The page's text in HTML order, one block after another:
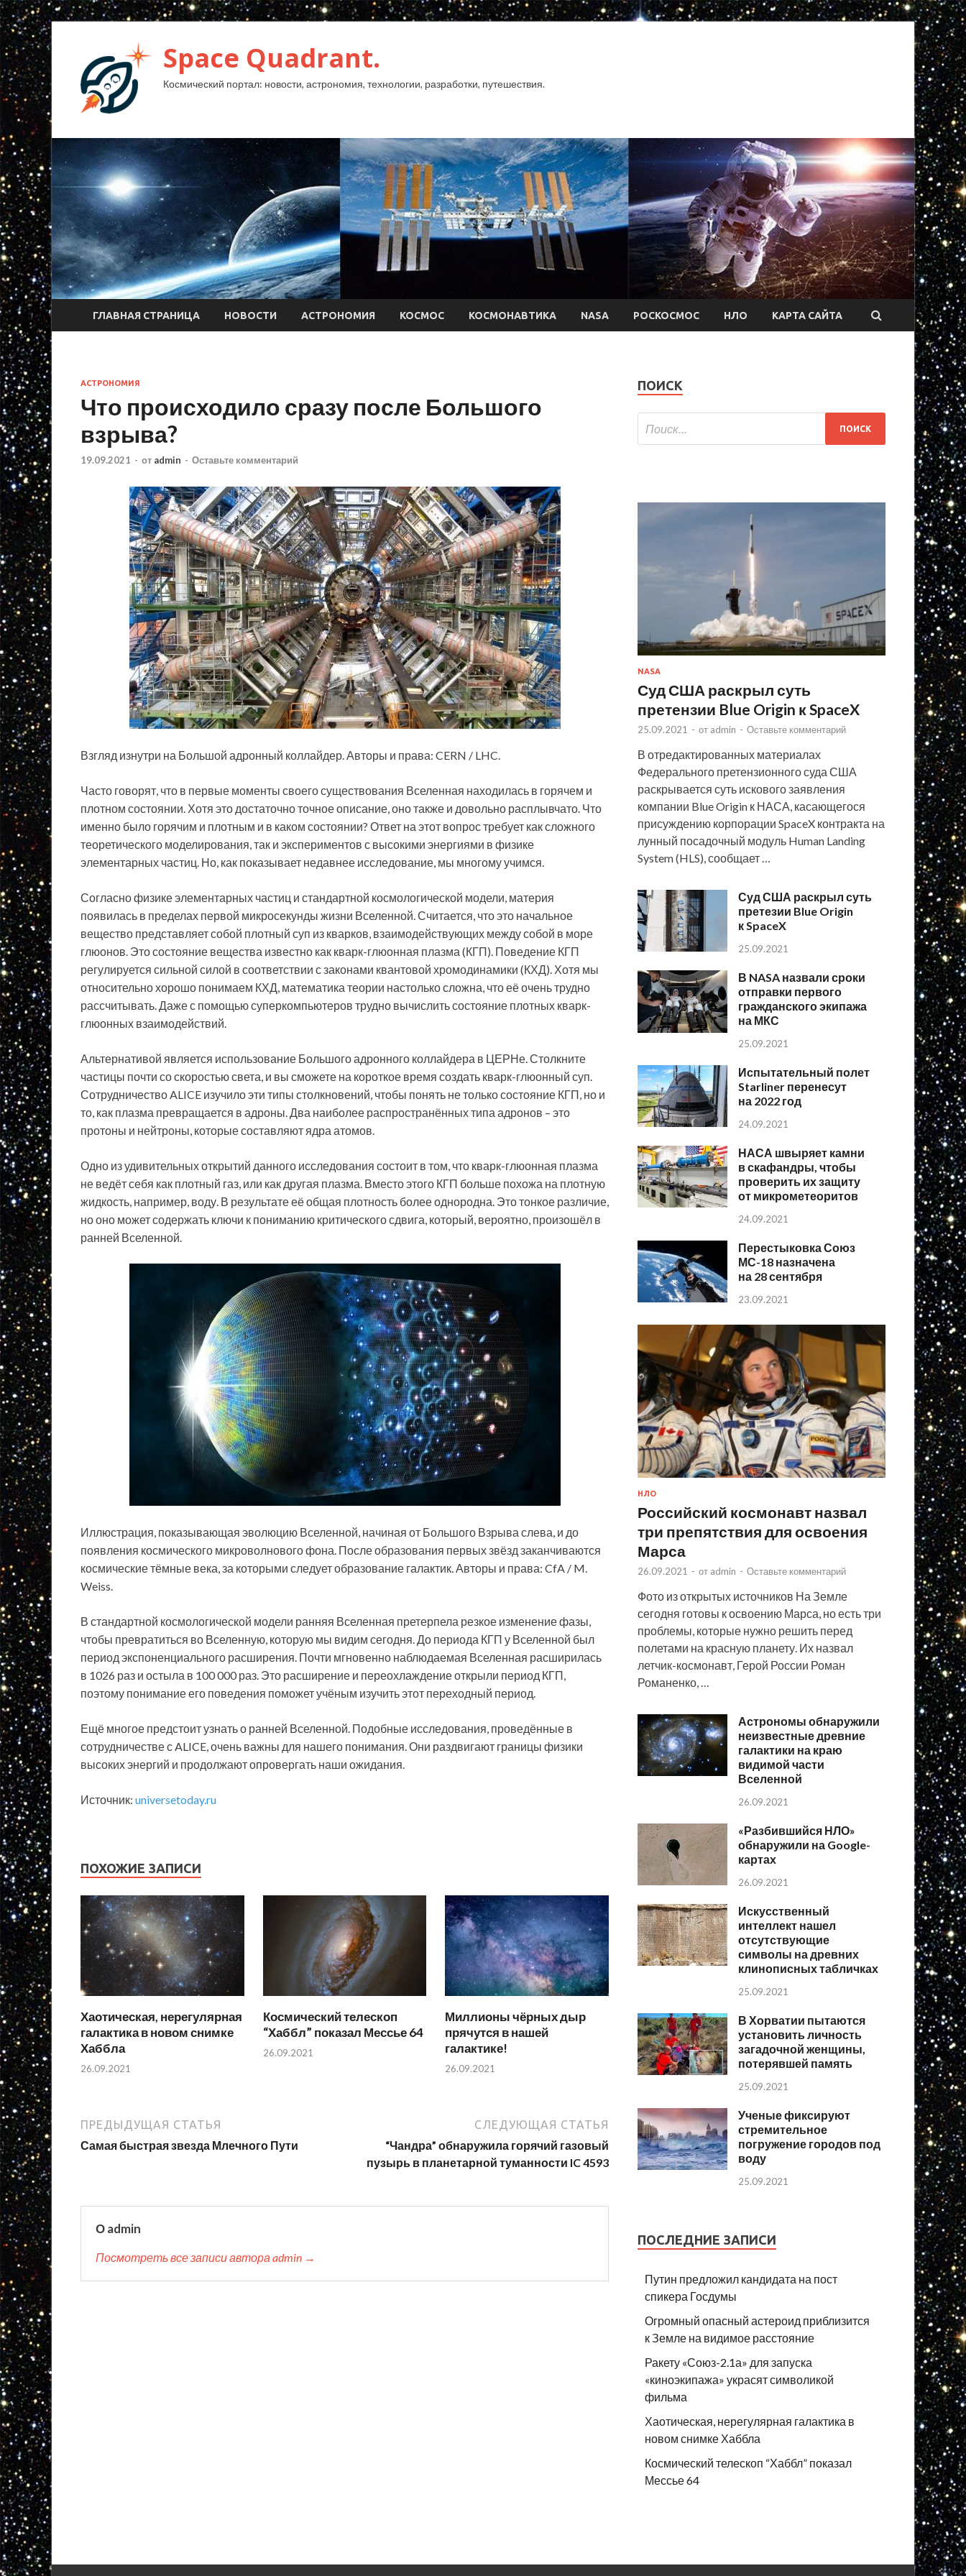
Space Quadrant.
Космический портал: новости, астрономия, технологии, разработки, путешествия.
ГЛАВНАЯ СТРАНИЦА НОВОСТИ АСТРОНОМИЯ КОСМОС КОСМОНАВТИКА NASA РОСКОСМОС НЛО КАРТА САЙТА
АСТРОНОМИЯ
Что происходило сразу после Большого
взрыва?
19.09.2021 - от admin - Оставьте комментарий
Взгляд изнутри на Большой адронный коллайдер. Авторы и права: CERN / LHC.
Часто говорят, что в первые моменты своего существования Вселенная находилась в горячем и
плотном состоянии. Хотя это достаточно точное описание, оно также и довольно расплывчато. Что
именно было горячим и плотным и в каком состоянии? Ответ на этот вопрос требует как сложного
теоретического моделирования, так и экспериментов с высокими энергиями в физике
элементарных частиц. Но, как показывает недавнее исследование, мы многому учимся.
Согласно физике элементарных частиц и стандартной космологической модели, материя
появилась в пределах первой микросекунды жизни Вселенной. Считается, что это начальное
вещество представляет собой плотный суп из кварков, взаимодействующих между собой в море
глюонов. Это состояние вещества известно как кварк-глюонная плазма (КГП). Поведение КГП
регулируется сильной силой в соответствии с законами квантовой хромодинамики (КХД). Хотя мы
относительно хорошо понимаем КХД, математика теории настолько сложна, что её очень трудно
рассчитывать. Даже с помощью суперкомпьютеров трудно вычислить состояние плотных кварк-
глюонных взаимодействий.
Альтернативой является использование Большого адронного коллайдера в ЦЕРНе. Столкните
частицы почти со скоростью света, и вы сможете на короткое время создать кварк-глюонный суп.
Сотрудничество ALICE изучило эти типы столкновений, чтобы понять не только состояние КГП, но и
то, как плазма превращается в адроны. Два наиболее распространённых типа адронов – это
протоны и нейтроны, которые составляют ядра атомов.
Одно из удивительных открытий данного исследования состоит в том, что кварк-глюонная плазма
не ведёт себя как плотный газ, или как другая плазма. Вместо этого КГП больше похожа на плотную
жидкость, например, воду. В результате её общая плотность более однородна. Это тонкое различие,
но оно может содержать ключи к пониманию критического сдвига, который, вероятно, произошёл в
ранней Вселенной.
Иллюстрация, показывающая эволюцию Вселенной, начиная от Большого Взрыва слева, и до
появления космического микроволнового фона. После образования первых звёзд заканчиваются
космические тёмные века, за которыми следует образование галактик. Авторы и права: CfA / M.
Weiss.
В стандартной космологической модели ранняя Вселенная претерпела резкое изменение фазы,
чтобы превратиться во Вселенную, которую мы видим сегодня. До периода КГП у Вселенной был
период экспоненциального расширения. Почти мгновенно наблюдаемая Вселенная расширилась
в 1026 раз и остыла в 100 000 раз. Это расширение и переохлаждение открыли период КГП,
поэтому понимание его поведения поможет учёным изучить этот переходный период.
Ещё многое предстоит узнать о ранней Вселенной. Подобные исследования, проведённые в
сотрудничестве с ALICE, очень важны для нашего понимания. Они раздвигают границы физики
высоких энергий и продолжают опровергать наши ожидания.
Источник: universetoday.ru
ПОХОЖИЕ ЗАПИСИ
Хаотическая, нерегулярная
галактика в новом снимке
Хаббла
26.09.2021
Космический телескоп
“Хаббл” показал Мессье 64
26.09.2021
Миллионы чёрных дыр
прячутся в нашей
галактике!
26.09.2021
ПРЕДЫДУЩАЯ СТАТЬЯ
Самая быстрая звезда Млечного Пути
СЛЕДУЮЩАЯ СТАТЬЯ
“Чандра” обнаружила горячий газовый
пузырь в планетарной туманности IC 4593
О admin
Посмотреть все записи автора admin →
ПОИСК
NASA
Суд США раскрыл суть
претензии Blue Origin к SpaceX
25.09.2021 - от admin - Оставьте комментарий
В отредактированных материалах
Федерального претензионного суда США
раскрывается суть искового заявления
компании Blue Origin к НАСА, касающегося
присуждению корпорации SpaceX контракта на
лунный посадочный модуль Human Landing
System (HLS), сообщает …
Суд США раскрыл суть
претезии Blue Origin
к SpaceX
25.09.2021
В NASA назвали сроки
отправки первого
гражданского экипажа
на МКС
25.09.2021
Испытательный полет
Starliner перенесут
на 2022 год
24.09.2021
НАСА швыряет камни
в скафандры, чтобы
проверить их защиту
от микрометеоритов
24.09.2021
Перестыковка Союз
МС-18 назначена
на 28 сентября
23.09.2021
НЛО
Российский космонавт назвал
три препятствия для освоения
Марса
26.09.2021 - от admin - Оставьте комментарий
Фото из открытых источников На Земле
сегодня готовы к освоению Марса, но есть три
проблемы, которые нужно решить перед
полетами на красную планету. Их назвал
летчик-космонавт, Герой России Роман
Романенко, …
Астрономы обнаружили
неизвестные древние
галактики на краю
видимой части
Вселенной
26.09.2021
«Разбившийся НЛО»
обнаружили на Google-
картах
26.09.2021
Искусственный
интеллект нашел
отсутствующие
символы на древних
клинописных табличках
25.09.2021
В Хорватии пытаются
установить личность
загадочной женщины,
потерявшей память
25.09.2021
Ученые фиксируют
стремительное
погружение городов под
воду
25.09.2021
ПОСЛЕДНИЕ ЗАПИСИ
Путин предложил кандидата на пост
спикера Госдумы
Огромный опасный астероид приблизится
к Земле на видимое расстояние
Ракету «Союз-2.1а» для запуска
«киноэкипажа» украсят символикой
фильма
Хаотическая, нерегулярная галактика в
новом снимке Хаббла
Космический телескоп “Хаббл” показал
Мессье 64